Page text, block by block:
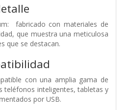
fabricado con materiales de
que muestra una meticulosa
que se destacan.
con una amplia gama de
teléfonos inteligentes, tabletas y
por USB.